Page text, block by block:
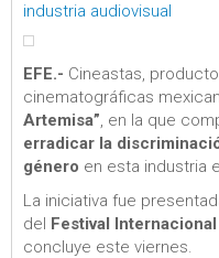
industria audiovisual
EFE.- Cineastas,
cinematográficas
Artemisa” , en la que
erradicar la
género en esta industria
La iniciativa fue
del Festival
concluye este viernes.